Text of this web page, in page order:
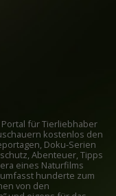
Portal für Tierliebhaber
kostenlos den
Doku-Serien
Abenteuer, Tipps
eines Naturfilms
hunderte zum
von den